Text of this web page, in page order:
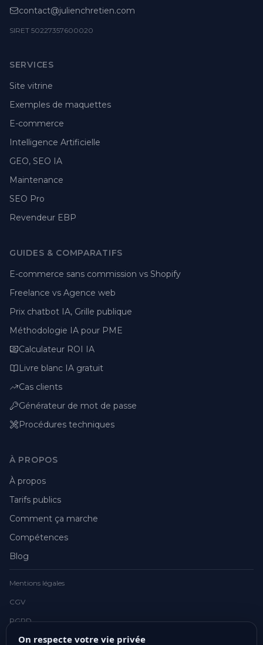
contact@julienchretien.com
SIRET 50227357600020
SERVICES
Site vitrine
Exemples de maquettes
E-commerce
Intelligence Artificielle
GEO, SEO IA
Maintenance
SEO Pro
Revendeur EBP
GUIDES & COMPARATIFS
E-commerce sans commission vs Shopify
Freelance vs Agence web
Prix chatbot IA, Grille publique
Méthodologie IA pour PME
Calculateur ROI IA
Livre blanc IA gratuit
Cas clients
Générateur de mot de passe
Procédures techniques
À PROPOS
À propos
Tarifs publics
Comment ça marche
Compétences
Blog
Mentions légales
CGV
RGPD
On respecte votre vie privée